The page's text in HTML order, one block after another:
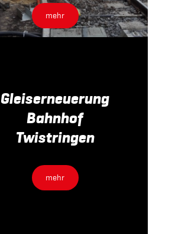
mehr
Gleiserneuerung
Bahnhof
Twistringen
mehr